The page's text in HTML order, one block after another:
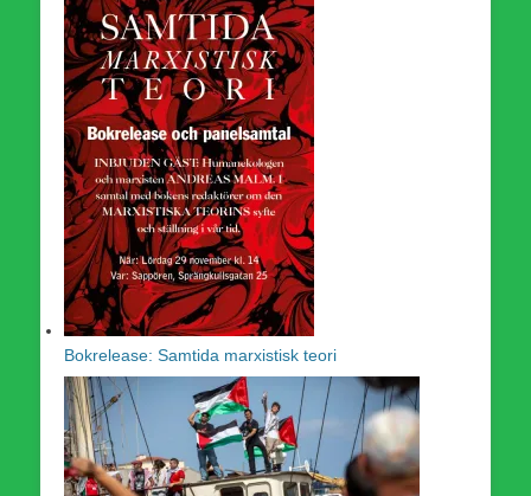
Bokrelease: Samtida marxistisk teori